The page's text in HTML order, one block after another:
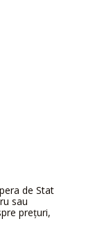
de Stat
sau
prețuri,